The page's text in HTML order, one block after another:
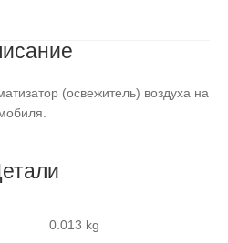
(освежитель) воздуха на
0.013 kg